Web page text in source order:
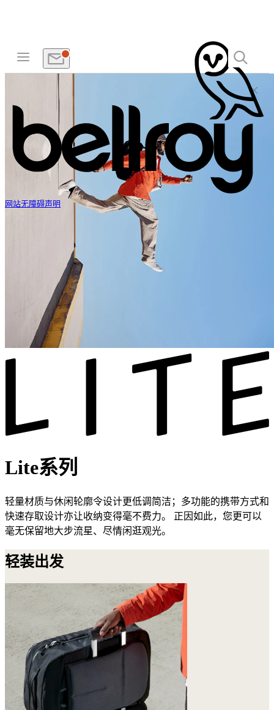
网站无障碍声明
Lite系列
轻量材质与休闲轮廓令设计更低调简洁；多功能的携带方式和
快速存取设计亦让收纳变得毫不费力。 正因如此，您更可以
毫无保留地大步流星、尽情闲逛观光。
轻装出发